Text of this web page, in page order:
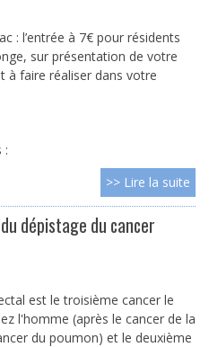
: l’entrée à 7€ pour résidents
sur présentation de votre
à faire réaliser dans votre
:
>> Lire la suite
dépistage du cancer
est le troisième cancer le
l'homme (après le cancer de la
du poumon) et le deuxième